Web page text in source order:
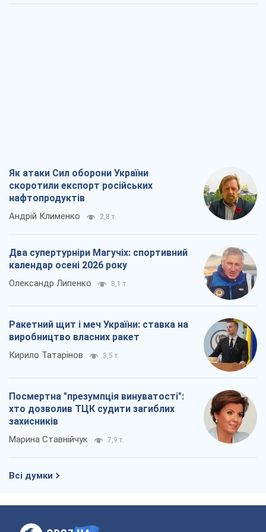
Як атаки Сил оборони України
скоротили експорт російських
нафтопродуктів
Андрій Клименко 2,8 т.
Два супертурніри Магучіх: спортивний
календар осені 2026 року
Олександр Липенко 8,1 т.
Ракетний щит і меч України: ставка на
виробництво власних ракет
Кирило Татарінов 3,5 т.
Посмертна "презумпція винуватості":
хто дозволив ТЦК судити загиблих
захисників
Марина Ставнійчук 7,9 т.
Всі думки